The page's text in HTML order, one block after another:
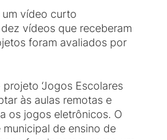
vídeo curto
vídeos que receberam
foram avaliados por
‘Jogos Escolares
às aulas remotas e
os jogos eletrônicos. O
de ensino de